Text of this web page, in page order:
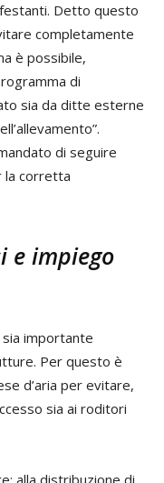
Detto questo
completamente
è possibile,
di
sia da ditte esterne
di seguire
la corretta
e impiego
sia importante
Per questo è
d’aria per evitare,
sia ai roditori